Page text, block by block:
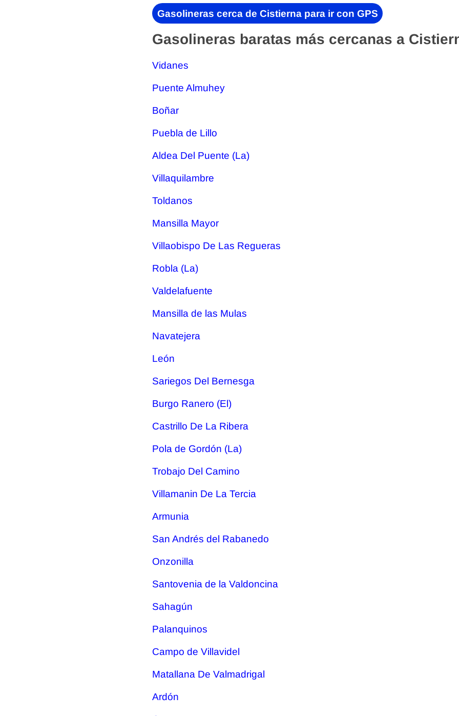
Gasolineras cerca de Cistierna para ir con GPS
Gasolineras baratas más cercanas a
Vidanes
Puente Almuhey
Boñar
Puebla de Lillo
Aldea Del Puente (La)
Villaquilambre
Toldanos
Mansilla Mayor
Villaobispo De Las Regueras
Robla (La)
Valdelafuente
Mansilla de las Mulas
Navatejera
León
Sariegos Del Bernesga
Burgo Ranero (El)
Castrillo De La Ribera
Pola de Gordón (La)
Trobajo Del Camino
Villamanin De La Tercia
Armunia
San Andrés del Rabanedo
Onzonilla
Santovenia de la Valdoncina
Sahagún
Palanquinos
Campo de Villavidel
Matallana De Valmadrigal
Ardón